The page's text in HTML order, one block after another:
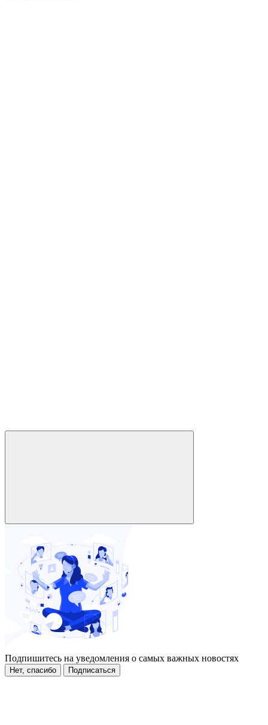
Подпишитесь на уведомления о самых важных новостях
Нет, спасибо Подписаться